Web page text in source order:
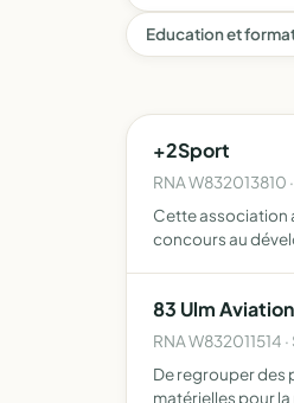
Education et
+2Sport
RNA W832013810
Cette association
concours au
83 Ulm
RNA W832011514
De regrouper des
matérielles pour